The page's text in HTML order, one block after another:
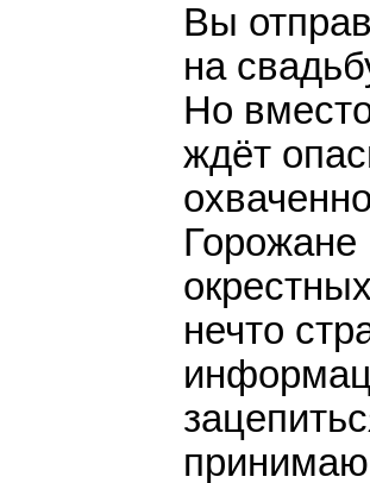
Вы
на
Но
ждёт
Горожане
нечто